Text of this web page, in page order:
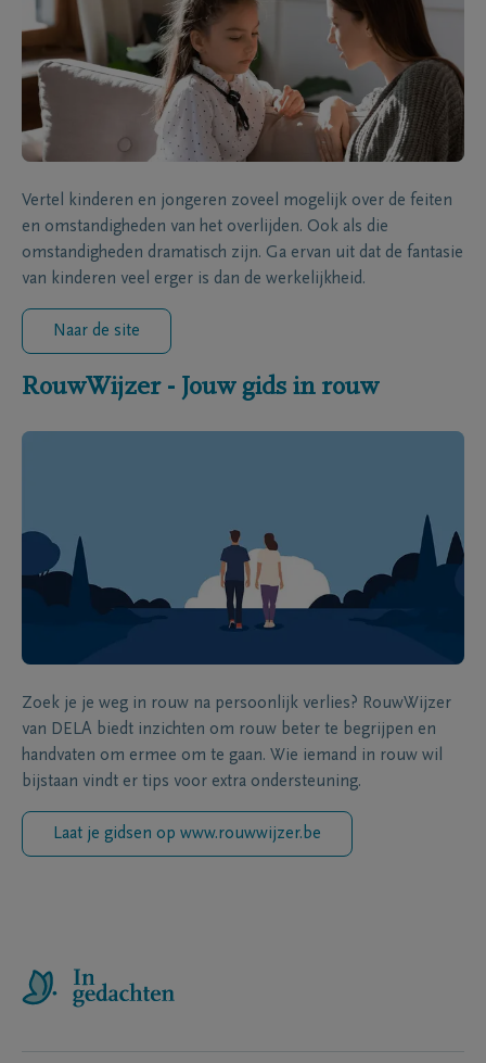
Vertel kinderen en jongeren zoveel mogelijk over de feiten
en omstandigheden van het overlijden. Ook als die
omstandigheden dramatisch zijn. Ga ervan uit dat de fantasie
van kinderen veel erger is dan de werkelijkheid.
Naar de site
RouwWijzer - Jouw gids in rouw
Zoek je je weg in rouw na persoonlijk verlies? RouwWijzer
van DELA biedt inzichten om rouw beter te begrijpen en
handvaten om ermee om te gaan. Wie iemand in rouw wil
bijstaan vindt er tips voor extra ondersteuning.
Laat je gidsen op www.rouwwijzer.be